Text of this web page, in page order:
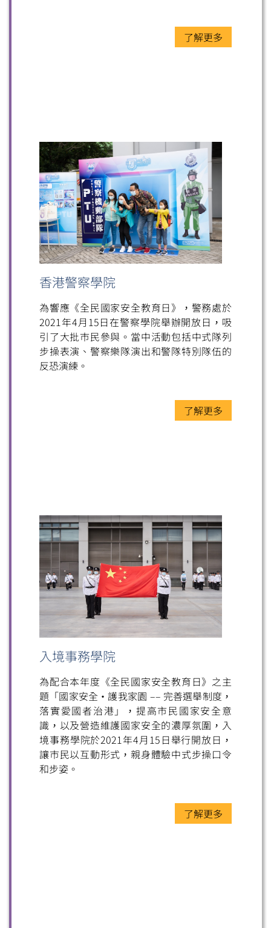
了解更多
香港警察學院
為響應《全民國家安全教育日》，警務處於
2021年4月15日在警察學院舉辦開放日，吸
引了大批巿民參與。當中活動包括中式隊列
步操表演、警察樂隊演出和警隊特別隊伍的
反恐演練。
了解更多
入境事務學院
為配合本年度《全民國家安全教育日》之主
題「國家安全・護我家園 –– 完善選舉制度，
落實愛國者治港」，提高市民國家安全意
識，以及營造維護國家安全的濃厚氛圍，入
境事務學院於2021年4月15日舉行開放日，
讓巿民以互動形式，親身體驗中式步操口令
和步姿。
了解更多